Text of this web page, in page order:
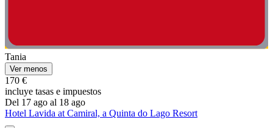
Tania
Ver menos
170 €
incluye tasas e impuestos
Del 17 ago al 18 ago
Hotel Lavida at Camiral, a Quinta do Lago Resort